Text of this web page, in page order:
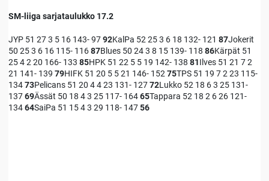
SM-liiga sarjataulukko 17.2
JYP 51 27 3 5 16 143- 9792KalPa 52 25 3 6 18 132- 121 87Jokerit
50 25 3 6 16 115- 11687Blues 50 24 3 8 15 139- 118 86Kärpät 51
25 4 2 20 166- 133 85HPK 51 22 5 5 19 142- 138 81Ilves 51 21 7 2
21 141- 139 79HIFK 51 20 5 5 21 146- 152 75TPS 51 19 7 2 23 115-
13473Pelicans 51 20 4 4 23 131- 12772Lukko 52 18 6 3 25 131-
13769Ässät 50 18 4 3 25 117- 16465Tappara 52 18 2 6 26 121-
13464SaiPa 51 15 4 3 29 118- 14756